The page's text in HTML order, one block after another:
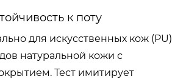
к поту
для искусственных кож (PU)
натуральной кожи с
Тест имитирует